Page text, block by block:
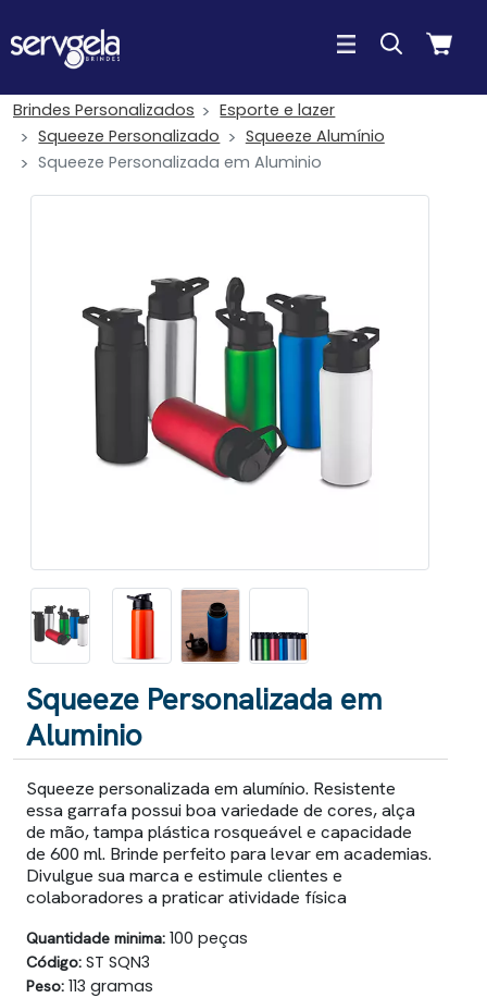
Brindes Personalizados
Esporte e lazer
Squeeze Personalizado
Squeeze Alumínio
Squeeze Personalizada em Aluminio
Squeeze Personalizada em
Aluminio
Squeeze personalizada em alumínio. Resistente
essa garrafa possui boa variedade de cores, alça
de mão, tampa plástica rosqueável e capacidade
de 600 ml. Brinde perfeito para levar em academias.
Divulgue sua marca e estimule clientes e
colaboradores a praticar atividade física
Quantidade minima: 100 peças
Código: ST SQN3
Peso: 113 gramas